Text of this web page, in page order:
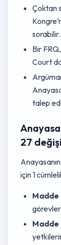
Çoktan
Bir
Court
talep
27
için 1
Madde
Madde